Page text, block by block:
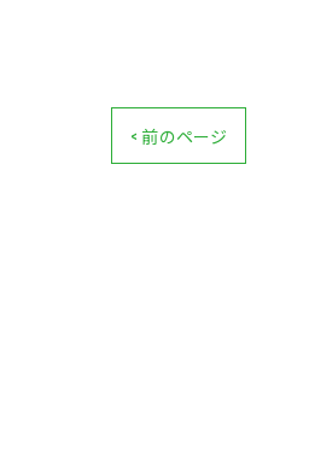
< 前のページ